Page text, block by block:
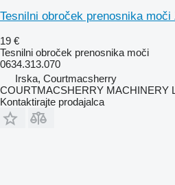
Tesnilni obroček prenosnika
19 €
Tesnilni obroček prenosnika moči
0634.313.070
Irska, Courtmacsherry
COURTMACSHERRY MACHINERY
Kontaktirajte prodajalca